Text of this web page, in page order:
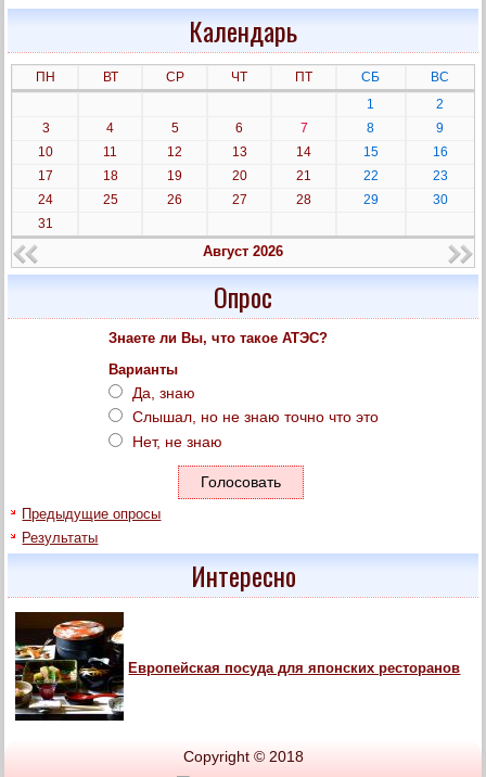
Календарь
ПН ВТ СР ЧТ ПТ СБ
ВС
1
2
3
4 5 6 7 8
9
10
11 12 13 14 15
16
17
18 19 20 21 22
23
24
25 26 27 28 29
30
31
Август 2026
Опрос
Знаете ли Вы, что такое АТЭС?
Варианты
Да, знаю
Слышал, но не знаю точно что это
Нет, не знаю
Предыдущие опросы
Результаты
Интересно
Европейская посуда для японских ресторанов
Copyright © 2018